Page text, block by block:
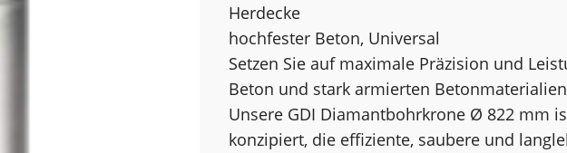
Herdecke
hochfester Beton, Universal
Setzen Sie auf maximale Präzision und
Beton und stark armierten
Unsere GDI Diamantbohrkrone Ø 822 mm
konzipiert, die effiziente, saubere und